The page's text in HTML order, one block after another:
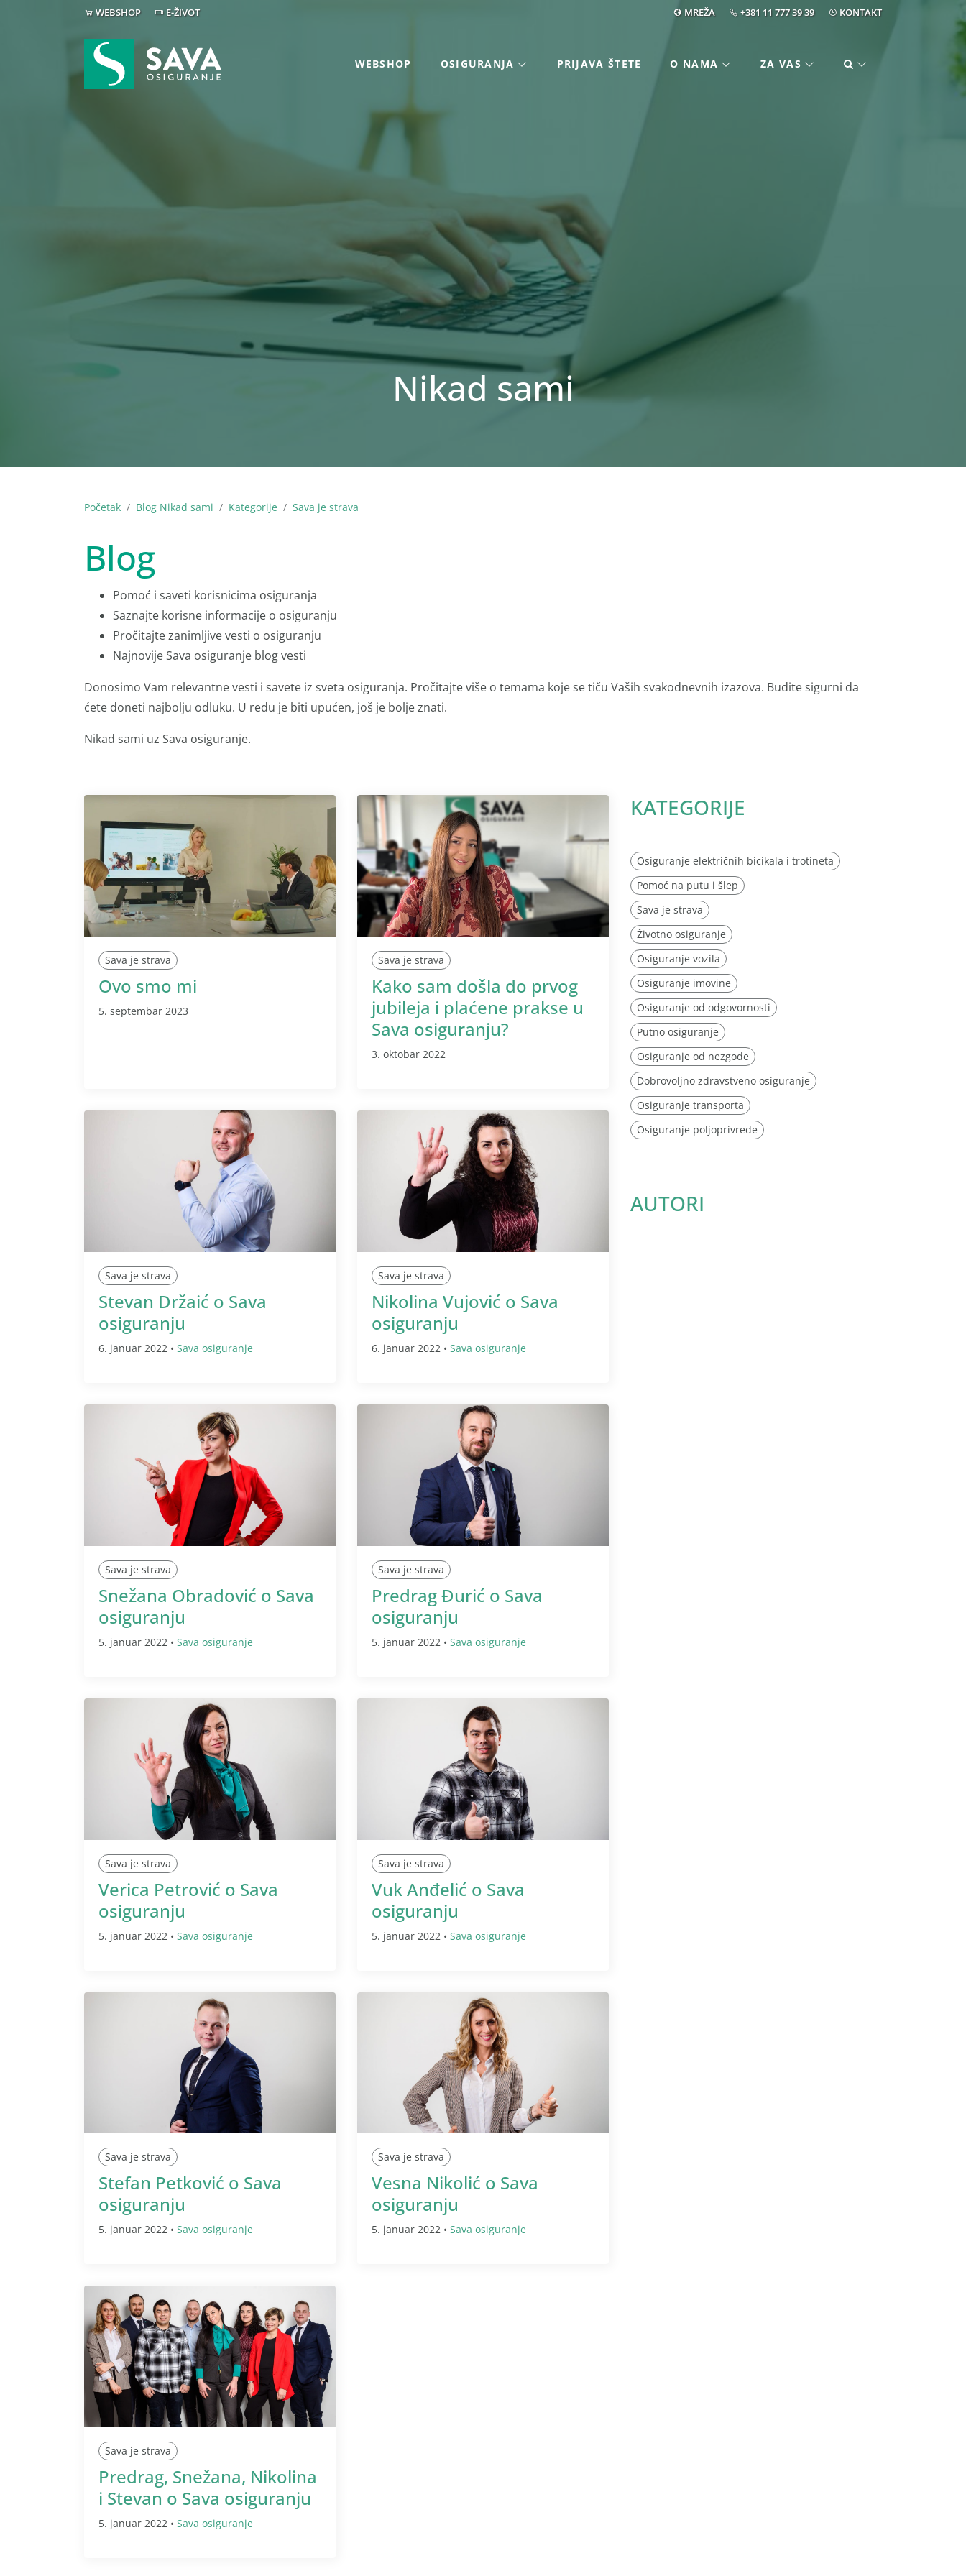
WEBSHOP E-ŽIVOT MREŽA +381 11 777 39 39 KONTAKT
WEBSHOP OSIGURANJA PRIJAVA ŠTETE O NAMA ZA VAS
Nikad sami
Početak Blog Nikad sami Kategorije Sava je strava
Blog
Pomoć i saveti korisnicima osiguranja
Saznajte korisne informacije o osiguranju
Pročitajte zanimljive vesti o osiguranju
Najnovije Sava osiguranje blog vesti
Donosimo Vam relevantne vesti i savete iz sveta osiguranja. Pročitajte više o temama koje se tiču Vaših svakodnevnih izazova. Budite sigurni da
ćete doneti najbolju odluku. U redu je biti upućen, još je bolje znati.
Nikad sami uz Sava osiguranje.
Sava je strava
Ovo smo mi
5. septembar 2023
Sava je strava
Kako sam došla do prvog
jubileja i plaćene prakse u
Sava osiguranju?
3. oktobar 2022
Sava je strava
Stevan Držaić o Sava
osiguranju
6. januar 2022 • Sava osiguranje
Sava je strava
Nikolina Vujović o Sava
osiguranju
6. januar 2022 • Sava osiguranje
Sava je strava
Snežana Obradović o Sava
osiguranju
5. januar 2022 • Sava osiguranje
Sava je strava
Predrag Đurić o Sava
osiguranju
5. januar 2022 • Sava osiguranje
Sava je strava
Verica Petrović o Sava
osiguranju
5. januar 2022 • Sava osiguranje
Sava je strava
Vuk Anđelić o Sava
osiguranju
5. januar 2022 • Sava osiguranje
Sava je strava
Stefan Petković o Sava
osiguranju
5. januar 2022 • Sava osiguranje
Sava je strava
Vesna Nikolić o Sava
osiguranju
5. januar 2022 • Sava osiguranje
Sava je strava
Predrag, Snežana, Nikolina
i Stevan o Sava osiguranju
5. januar 2022 • Sava osiguranje
KATEGORIJE
Osiguranje električnih bicikala i trotineta
Pomoć na putu i šlep
Sava je strava
Životno osiguranje
Osiguranje vozila
Osiguranje imovine
Osiguranje od odgovornosti
Putno osiguranje
Osiguranje od nezgode
Dobrovoljno zdravstveno osiguranje
Osiguranje transporta
Osiguranje poljoprivrede
AUTORI